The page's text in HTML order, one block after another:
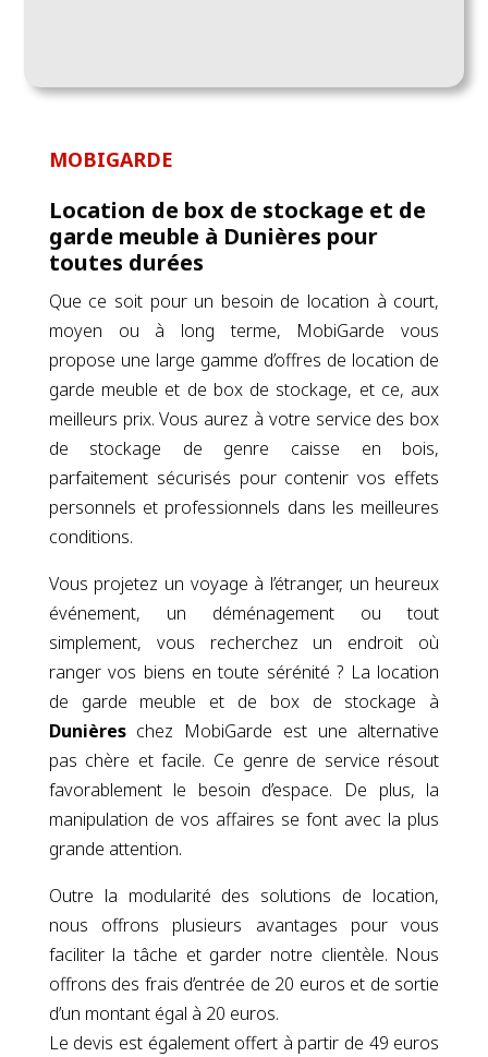
MOBIGARDE
Location de box de stockage et de
garde meuble à Dunières pour
toutes durées
Que ce soit pour un besoin de location à court,
moyen ou à long terme, MobiGarde vous
propose une large gamme d’offres de location de
garde meuble et de box de stockage, et ce, aux
meilleurs prix. Vous aurez à votre service des box
de stockage de genre caisse en bois,
parfaitement sécurisés pour contenir vos effets
personnels et professionnels dans les meilleures
conditions.
Vous projetez un voyage à l’étranger, un heureux
événement, un déménagement ou tout
simplement, vous recherchez un endroit où
ranger vos biens en toute sérénité ? La location
de garde meuble et de box de stockage à
Dunièreschez MobiGarde est une alternative
pas chère et facile. Ce genre de service résout
favorablement le besoin d’espace. De plus, la
manipulation de vos affaires se font avec la plus
grande attention.
Outre la modularité des solutions de location,
nous offrons plusieurs avantages pour vous
faciliter la tâche et garder notre clientèle. Nous
offrons des frais d’entrée de 20 euros et de sortie
d’un montant égal à 20 euros.
Le devis est également offert à partir de 49 euros